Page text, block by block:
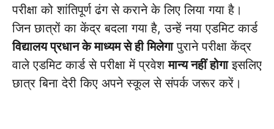
परीक्षा को शांतिपूर्ण ढंग से कराने के लिए लिया गया है।
जिन छात्रों का केंद्र बदला गया है, उन्हें नया एडमिट कार्ड
विद्यालय प्रधान के माध्यम से ही मिलेगापुराने परीक्षा केंद्र
वाले एडमिट कार्ड से परीक्षा में प्रवेशमान्य नहीं होगाइसलिए
छात्र बिना देरी किए अपने स्कूल से संपर्क जरूर करें।